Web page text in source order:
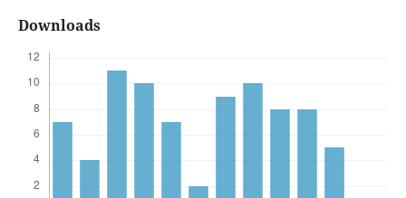
Downloads